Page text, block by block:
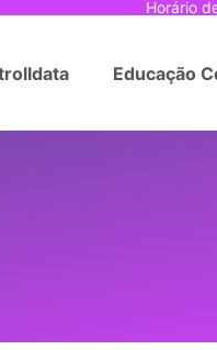
Horário
Educação